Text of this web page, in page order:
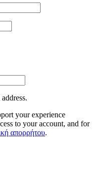
your experience
to your account, and for
απορρήτου.